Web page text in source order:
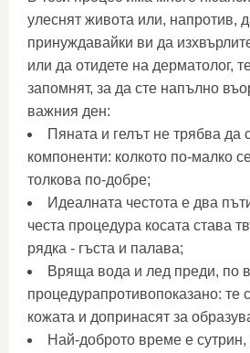
улеснят живота или, напротив,
принуждавайки ви да
или да отидете на дерматолог,
запомнят, за да сте напълно
важния ден:
Пяната и гелът не трябва да
компоненти: колкото по-малко
толкова по-добре;
Идеалната честота е два
честа процедура косата става
рядка - гъста и палава;
Вряща вода и лед преди, по
процедурапротивопоказано: те
кожата и допринасят за
Най-доброто време е сутрин,